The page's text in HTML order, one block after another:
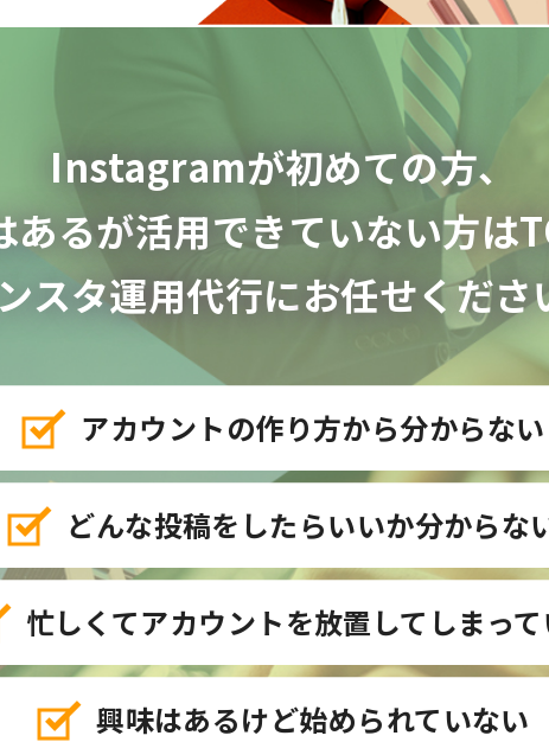
Instagramが初めての方、
あるが活用できていない方は
スタ運用代行にお任せくださ
アカウントの作り方から分からない
どんな投稿をしたらいいか分からな
忙しくてアカウントを放置してしまっ
興味はあるけど始められていない